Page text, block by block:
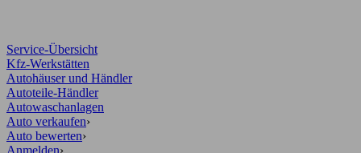
Service-Übersicht
Kfz-Werkstätten
Autohäuser und Händler
Autoteile-Händler
Autowaschanlagen
Auto verkaufen›
Auto bewerten›
Anmelden›